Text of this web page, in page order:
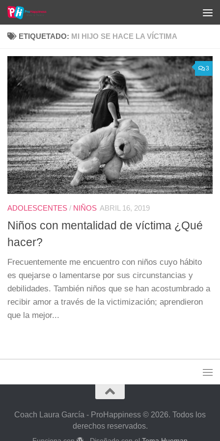
Saltar al contenido
ETIQUETADO: MI HIJO SE HACE LA VÍCTIMA
3
ADOLESCENTES / NIÑOS ABRIL 16, 2019
Niños con mentalidad de víctima ¿Qué
hacer?
Frecuentemente me encuentro con niños cuyo hábito
es quejarse o lamentarse por sus circunstancias y
debilidades. También niños que se han acostumbrado a
recibir amor a través de la victimización; aprendieron
que la mejor...
Coach Laura García - ProHappiness © 2026. Todos los
derechos reservados.